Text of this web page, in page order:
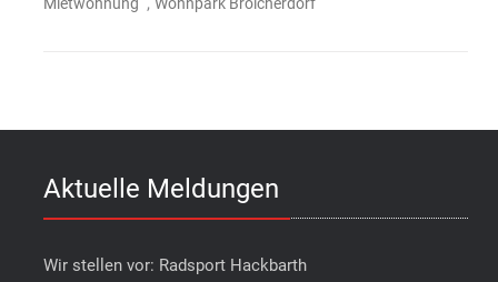
Aktuelle Meldungen
Wir stellen vor: Radsport Hackbarth